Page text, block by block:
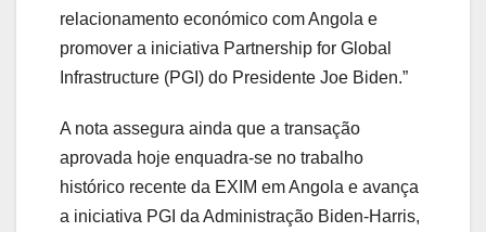
relacionamento económico com Angola e
promover a iniciativa Partnership for Global
Infrastructure (PGI) do Presidente Joe Biden.”
A nota assegura ainda que a transação
aprovada hoje enquadra-se no trabalho
histórico recente da EXIM em Angola e avança
a iniciativa PGI da Administração Biden-Harris,